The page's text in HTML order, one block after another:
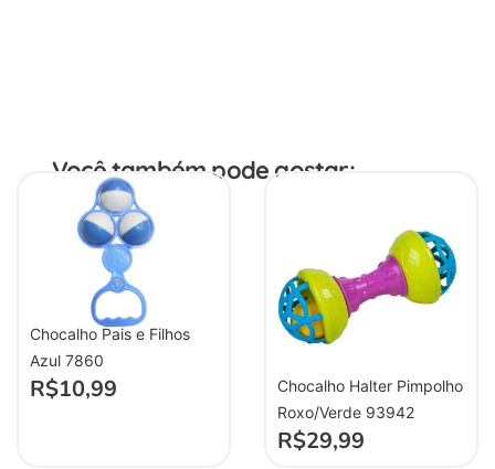
Você também pode gostar:
Chocalho Pais e Filhos
Azul 7860
R$10,99
Chocalho Halter Pimpolho
Roxo/Verde 93942
R$29,99